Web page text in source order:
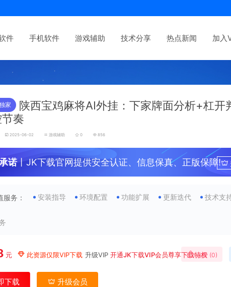
件 手机软件 游戏辅助 技术分享 热点新闻 加入
家
陕西宝鸡麻将AI外挂：下家牌面分析+杠开
奏
2025-06-02 游戏辅助 0 856
诺丨JK下载官网提供安全认证、信息保真、正版保障!
服务： 安装指导 环境配置 功能扩展 更新迭代 技术支
元 此资源仅限VIP下载 升级VIP 开通JK下载VIP会员尊享下载特权
点赞 (0)
下载 升级会员